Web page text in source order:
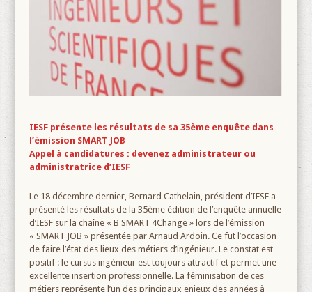
IESF présente les résultats de sa 35ème enquête dans
l’émission SMART JOB
Appel à candidatures : devenez administrateur ou
administratrice d’IESF
Le 18 décembre dernier, Bernard Cathelain, président d’IESF a
présenté les résultats de la 35ème édition de l’enquête annuelle
d’IESF sur la chaîne « B SMART 4Change » lors de l’émission
« SMART JOB » présentée par Arnaud Ardoin. Ce fut l’occasion
de faire l’état des lieux des métiers d’ingénieur. Le constat est
positif : le cursus ingénieur est toujours attractif et permet une
excellente insertion professionnelle. La féminisation de ces
métiers représente l’un des principaux enjeux des années à